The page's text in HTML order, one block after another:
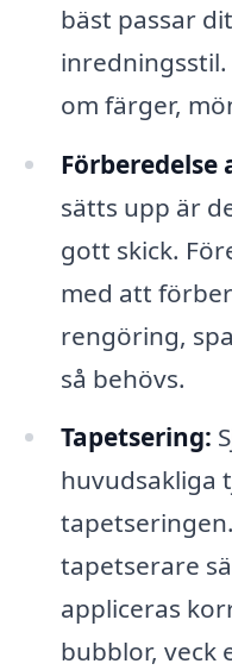
bäst passar
inredningsstil.
om färger,
Förberedelse
sätts upp är
gott skick.
med att
rengöring,
så behövs.
Tapetsering:
huvudsakliga
tapetserare
appliceras
bubblor, veck